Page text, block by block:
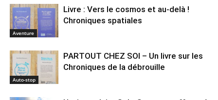
Aventure
Livre : Vers le cosmos et au-delà !
Chroniques spatiales
Auto-stop
PARTOUT CHEZ SOI – Un livre sur les
Chroniques de la débrouille